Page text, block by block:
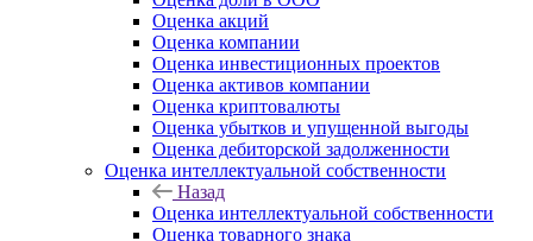
Оценка акций
Оценка компании
Оценка инвестиционных проектов
Оценка активов компании
Оценка криптовалюты
Оценка убытков и упущенной выгоды
Оценка дебиторской задолженности
Оценка интеллектуальной собственности
Назад
Оценка интеллектуальной собственности
Оценка товарного знака